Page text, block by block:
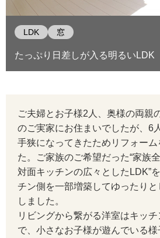
LDK 窓
たっぷり日差しが入る明るいLDK
ご夫婦とお子様2人、奥様の両親
のご実家にお住まいでしたが、6
手狭になってきたためリフォー
た。ご家族のご希望だった“家族
対面キッチンの広々としたLDK”
チン側を一部増築してゆったり
しました。
リビングから繋がる洋室はキッ
で、小さなお子様が遊んでいる